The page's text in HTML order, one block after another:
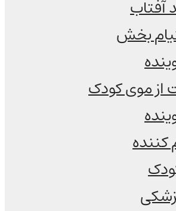
آفتاب
بخش
از موی کودک
کننده